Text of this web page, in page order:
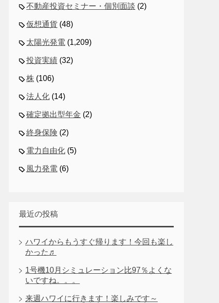
不動産投資セミナー・個別面談 (2)
仮想通貨 (48)
太陽光発電 (1,209)
投資実績 (32)
株 (106)
法人化 (14)
確定拠出型年金 (2)
終身保険 (2)
電力自由化 (5)
風力発電 (6)
最近の投稿
ハワイからもうすぐ帰ります！今回も楽し
かった♬
1号機10月シミュレーション比97％よくな
いですね。。。
来週ハワイに行きます！楽しみです～